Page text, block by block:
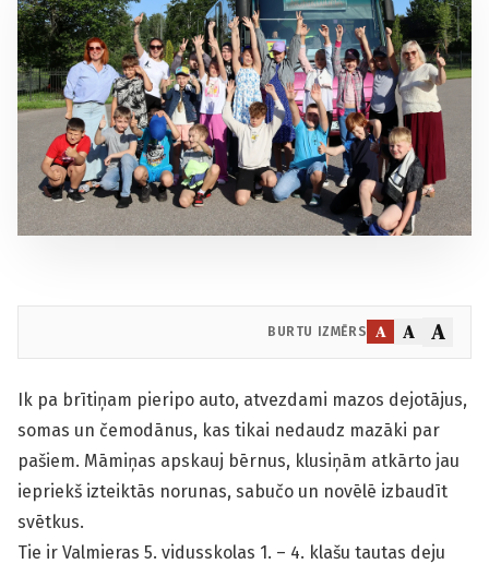
BURTU IZMĒRS A A A
Ik pa brītiņam pieripo auto, atvezdami mazos dejotājus,
somas un čemodānus, kas tikai nedaudz mazāki par
pašiem. Māmiņas apskauj bērnus, klusiņām atkārto jau
iepriekš izteiktās norunas, sabučo un novēlē izbaudīt
svētkus.
Tie ir Valmieras 5. vidusskolas 1. – 4. klašu tautas deju